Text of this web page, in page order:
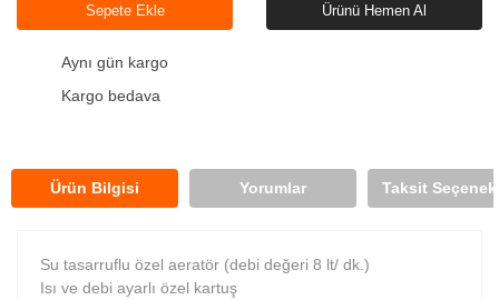
Sepete Ekle Ürünü Hemen Al
Aynı gün kargo
Kargo bedava
Ürün Bilgisi Yorumlar Taksit
Su tasarruflu özel aeratör (debi değeri 8 lt/ dk.)
Isı ve debi ayarlı özel kartuş